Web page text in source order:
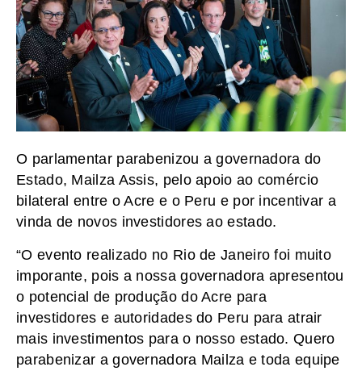
O parlamentar parabenizou a governadora do
Estado, Mailza Assis, pelo apoio ao comércio
bilateral entre o Acre e o Peru e por incentivar a
vinda de novos investidores ao estado.
“O evento realizado no Rio de Janeiro foi muito
imporante, pois a nossa governadora apresentou
o potencial de produção do Acre para
investidores e autoridades do Peru para atrair
mais investimentos para o nosso estado. Quero
parabenizar a governadora Mailza e toda equipe